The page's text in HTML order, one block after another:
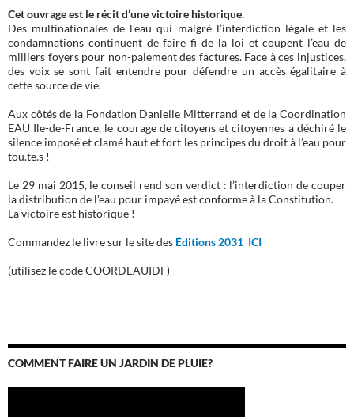
Cet ouvrage est le récit d’une victoire historique.
Des multinationales de l’eau qui malgré l’interdiction légale et les
condamnations continuent de faire fi de la loi et coupent l’eau de
milliers foyers pour non-paiement des factures. Face à ces injustices,
des voix se sont fait entendre pour défendre un accès égalitaire à
cette source de vie.
Aux côtés de la Fondation Danielle Mitterrand et de la Coordination
EAU Ile-de-France, le courage de citoyens et citoyennes a déchiré le
silence imposé et clamé haut et fort les principes du droit à l’eau pour
tou.te.s !
Le 29 mai 2015, le conseil rend son verdict : l’interdiction de couper
la distribution de l’eau pour impayé est conforme à la Constitution.
La victoire est historique !
Commandez le livre sur le site des Éditions 2031 ICI
(utilisez le code COORDEAUIDF)
COMMENT FAIRE UN JARDIN DE PLUIE?